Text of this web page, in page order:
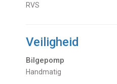
RVS
Veiligheid
Bilgepomp
Handmatig